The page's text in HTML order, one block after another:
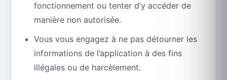
fonctionnement ou tenter d’y accéder de
manière non autorisée.
Vous vous engagez à ne pas détourner les
informations de l’application à des fins
illégales ou de harcèlement.